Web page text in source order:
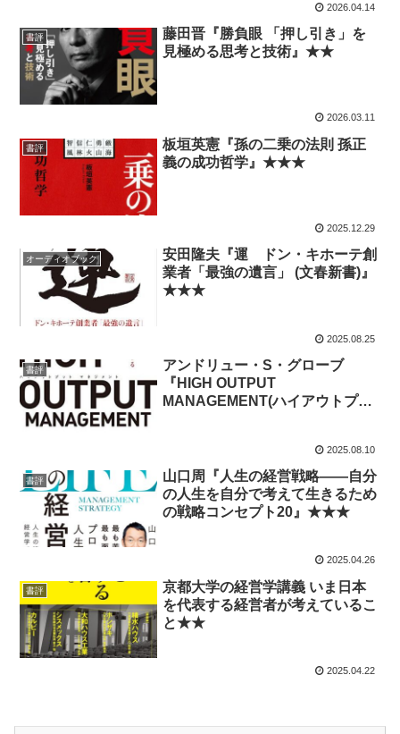
2026.04.14
書評
藤田晋『勝負眼 「押し引き」を
見極める思考と技術』★★
2026.03.11
書評
板垣英憲『孫の二乗の法則 孫正
義の成功哲学』★★★
2025.12.29
オーディオブック
安田隆夫『運 ドン・キホーテ創
業者「最強の遺言」 (文春新書)』
★★★
2025.08.25
書評
アンドリュー・S・グローブ
『HIGH OUTPUT
MANAGEMENT(ハイアウトプッ
2025.08.10
書評
山口周『人生の経営戦略――自分
の人生を自分で考えて生きるため
の戦略コンセプト20』★★★
2025.04.26
書評
京都大学の経営学講義 いま日本
を代表する経営者が考えているこ
と★★
2025.04.22